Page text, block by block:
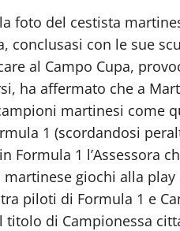
foto del cestista
conclusasi con le sue
al Campo Cupa,
ha affermato che a
martinesi come
1 (scordandosi
Formula 1 l’Assessora
giochi alla
piloti di Formula 1 e
di Campionessa